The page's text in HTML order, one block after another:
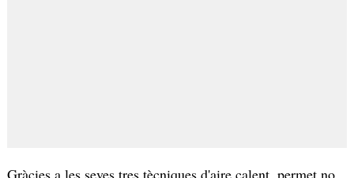
Gràcies a les seves tres tècniques d'aire calent, permet no